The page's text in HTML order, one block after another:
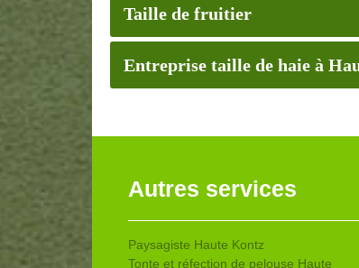
Taille de fruitier
Entreprise taille de haie à
Autres services
Paysagiste Haute Kontz
Tonte et réfection de pelouse Haute